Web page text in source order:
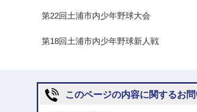
第22回土浦市内少年野球大会
第18回土浦市内少年野球新人戦
このページの内容に関するお